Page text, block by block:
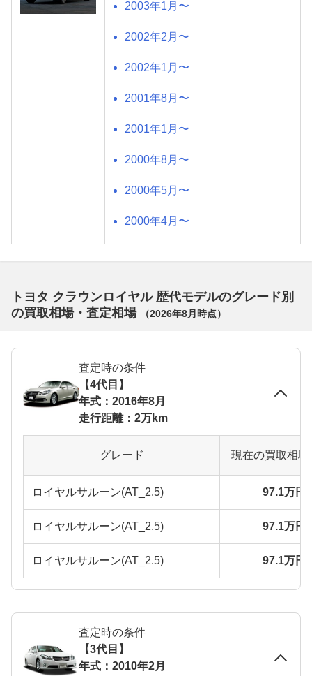
2003年1月〜
2002年2月〜
2002年1月〜
2001年8月〜
2001年1月〜
2000年8月〜
2000年5月〜
2000年4月〜
トヨタ クラウンロイヤル 歴代モデルのグレード別
の買取相場・査定相場
（2026年8月 時点）
査定時の条件
【4代目】
年式：2016年8月
走行距離：2万km
グレード 現在の買取相
ロイヤルサルーン(AT_2.5) 97.1万円
ロイヤルサルーン(AT_2.5) 97.1万円
ロイヤルサルーン(AT_2.5) 97.1万円
査定時の条件
【3代目】
年式：2010年2月